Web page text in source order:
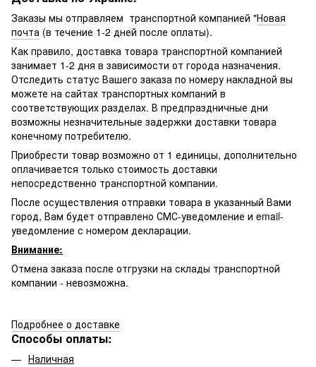
Заказы мы отправляем транспортной компанией "Новая
почта (в течение 1-2 дней после оплаты).
Как правило, доставка товара транспортной компанией
занимает 1-2 дня в зависимости от города назначения.
Отследить статус Вашего заказа по номеру накладной вы
можете на сайтах транспортных компаний в
соответствующих разделах. В предпраздничные дни
возможны незначительные задержки доставки товара
конечному потребителю.
Приобрести товар возможно от 1 единицы, дополнительно
оплачивается только стоимость доставки
непосредственно транспортной компании.
После осуществления отправки товара в указанный Вами
город, Вам будет отправлено СМС-уведомление и email-
уведомление с номером декларации.
Внимание:
Отмена заказа после отгрузки на склады транспортной
компании - невозможна.
Подробнее о доставке
Способы оплаты:
Наличная